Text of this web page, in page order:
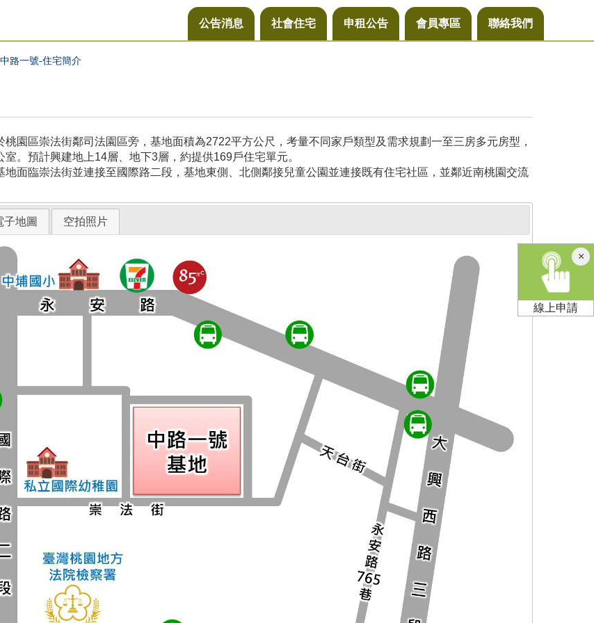
公告消息 社會住宅 申租公告 會員專區 聯絡我們
中路一號-住宅簡介
桃園區崇法街鄰司法園區旁，基地面積為2722平方公尺，考量不同家戶類型及需求規劃一至三房多元房型，
室。預計興建地上14層、地下3層，約提供169戶住宅單元。
地面臨崇法街並連接至國際路二段，基地東側、北側鄰接兒童公園並連接既有住宅社區，並鄰近南桃園交流
子地圖 空拍照片
×關
閉
線上申請